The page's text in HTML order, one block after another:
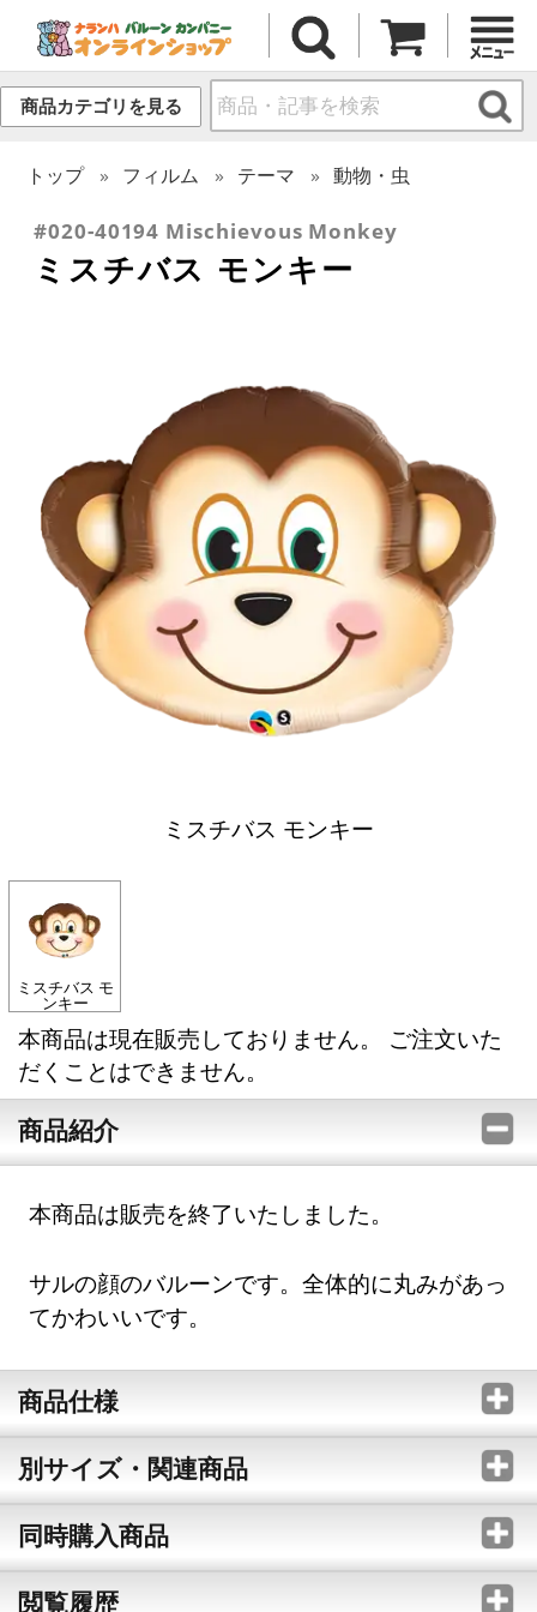
商品カテゴリを見る
トップ フィルム テーマ 動物・虫
#020-40194 Mischievous Monkey
ミスチバス モンキー
ミスチバス モンキー
ミスチバス モ
ンキー
本商品は現在販売しておりません。 ご注文いた
だくことはできません。
商品紹介
本商品は販売を終了いたしました。
サルの顔のバルーンです。全体的に丸みがあっ
てかわいいです。
商品仕様
別サイズ・関連商品
同時購入商品
閲覧履歴